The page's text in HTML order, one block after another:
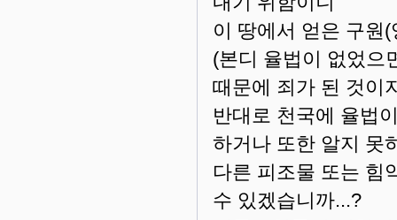
이 땅에서 얻은 구원
(본디 율법이 없었으
때문에 죄가 된 것이
반대로 천국에 율법
하거나 또한 알지 못
다른 피조물 또는 힘
수 있겠습니까...?